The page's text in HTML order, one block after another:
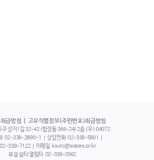
급방침 고유식별정보(주민번호)취급방침
구 성지1길 32-42 (합정동 366-24) 2층 (우) 04072
02-338-2890~1 상담전화 02-338-5801
02-338-7122 이메일 ksvrc@sisters.or.kr
부설 쉼터 열림터 02-338-3562